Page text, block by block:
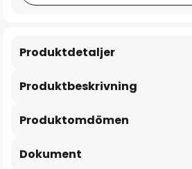
Produktbeskrivning
Produktdetaljer
Produktomdömen
Dokument